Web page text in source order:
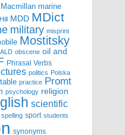
Macmillan marine
MDD MDict
military misprint
Mostitsky
obscene oil and
Phrasal Verbs
politics Polska
practice Promt
psychology religion
scientific
spelling sport students
synonyms